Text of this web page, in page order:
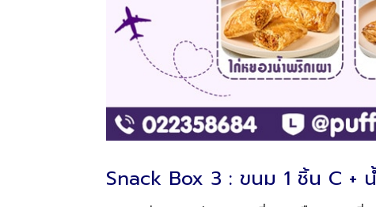
Snack Box 3 : ขนม 1 ชิ้น C +